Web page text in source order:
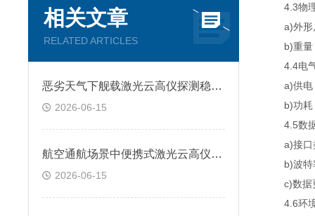
相关文章
RELATED ARTICLES
恶劣天气下舰载激光云高仪探测稳定性提升技术方案
2026-06-15
航空通航场景中便携式激光云高仪全天候监测应用研究
2026-06-15
4.3物理
a)外形尺
b)重量
4.4电气
a)供电：
b)功耗
4.5数据
a)接口
b)波特率
c)数据更
4.6环境